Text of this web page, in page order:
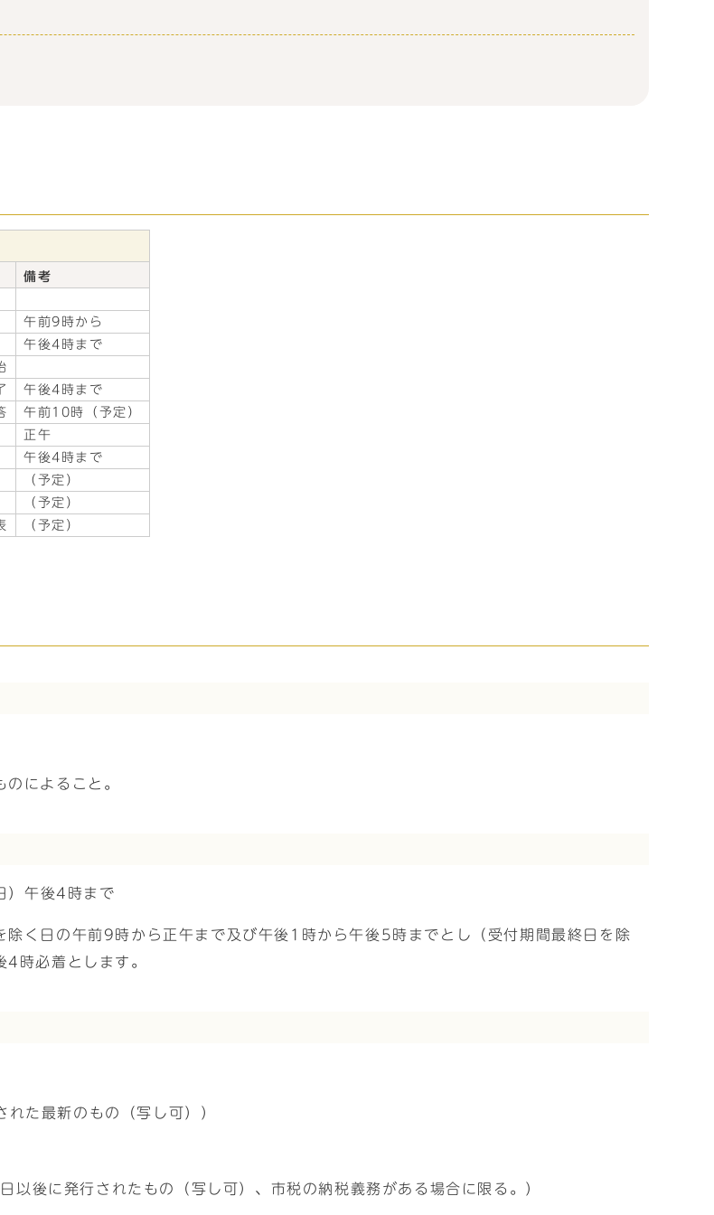
備考
午前9時から
午後4時まで
午後4時まで
午前10時（予定）
正午
午後4時まで
（予定）
（予定）
（予定）
によること。
）午後4時まで
く日の午前9時から正午まで及び午後1時から午後5時までとし（受付期間最終日を除
時必着とします。
た最新のもの（写し可））
以後に発行されたもの（写し可）、市税の納税義務がある場合に限る。）